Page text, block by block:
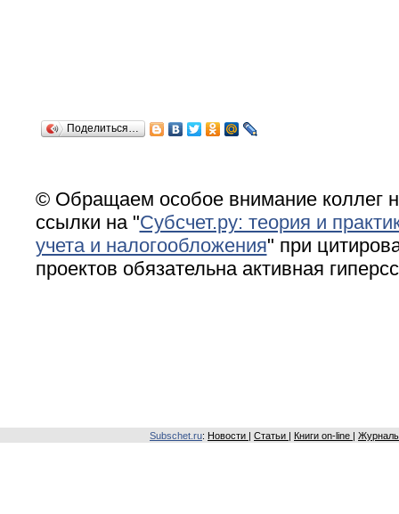
Поделиться…
© Обращаем особое внимание коллег
ссылки на "Субсчет.ру: теория и
учета и налогообложения" при
проектов обязательна активная
Subschet.ru: Новости Статьи Книги on-line